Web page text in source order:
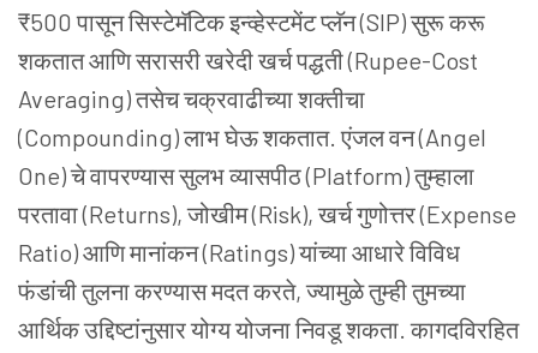
₹500 पासून सिस्टेमॅटिक इन्व्हेस्टमेंट प्लॅन (SIP) सुरू करू
शकतात आणि सरासरी खरेदी खर्च पद्धती (Rupee-Cost
Averaging) तसेच चक्रवाढीच्या शक्तीचा
(Compounding) लाभ घेऊ शकतात. एंजल वन (Angel
One) चे वापरण्यास सुलभ व्यासपीठ (Platform) तुम्हाला
परतावा (Returns), जोखीम (Risk), खर्च गुणोत्तर (Expense
Ratio) आणि मानांकन (Ratings) यांच्या आधारे विविध
फंडांची तुलना करण्यास मदत करते, ज्यामुळे तुम्ही तुमच्या
आर्थिक उद्दिष्टांनुसार योग्य योजना निवडू शकता. कागदविरहित